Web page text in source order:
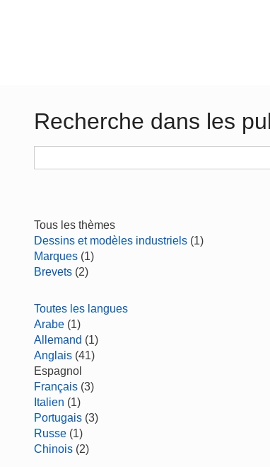
Recherche dans les
Tous les thèmes
Dessins et modèles industriels (1)
Marques (1)
Brevets (2)
Toutes les langues
Arabe (1)
Allemand (1)
Anglais (41)
Espagnol
Français (3)
Italien (1)
Portugais (3)
Russe (1)
Chinois (2)